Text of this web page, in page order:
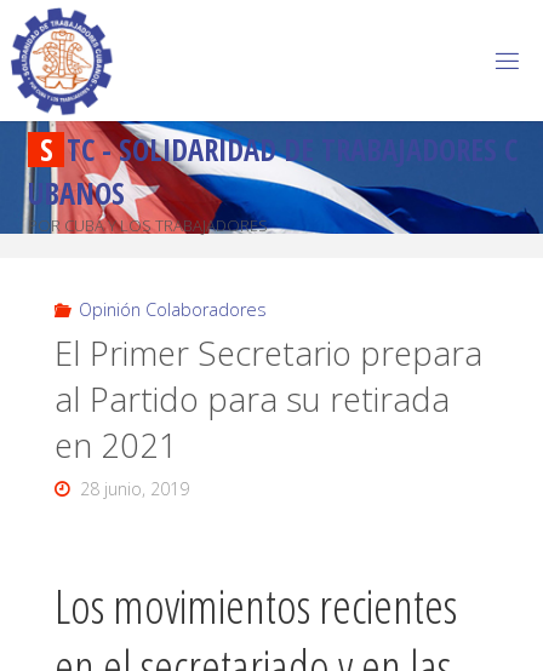
S TC-SOLIDARIDADD R A BAJADORES C
U BANOS
POR CUBA Y LOS TRABAJADORES
Opinión Colaboradores
El Primer Secretario prepara
al Partido para su retirada
en 2021
28 junio, 2019
Los movimientos recientes